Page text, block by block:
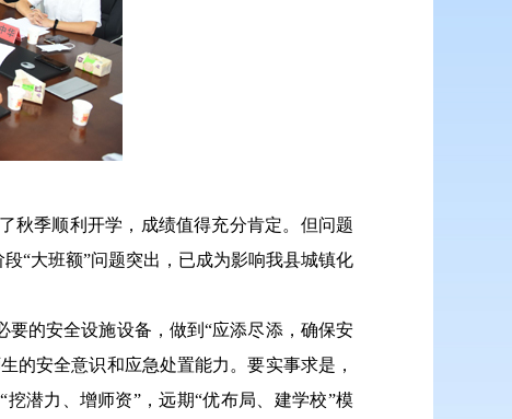
秋季顺利开学，成绩值得充分肯定。但问题
“大班额”问题突出，已成为影响我县城镇化
的安全设施设备，做到“应添尽添，确保安
的安全意识和应急处置能力。要实事求是，
潜力、增师资”，远期“优布局、建学校”模